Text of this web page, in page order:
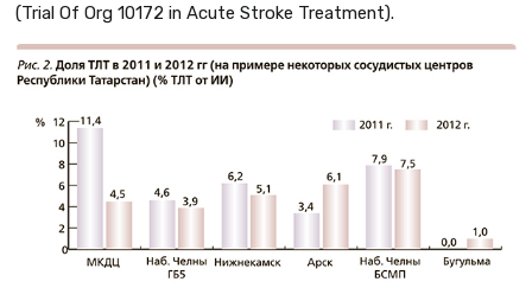
(Trial Of Org 10172 in Acute Stroke Treatment).